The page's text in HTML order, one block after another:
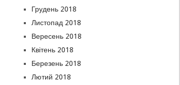
Грудень 2018
Листопад 2018
Вересень 2018
Квітень 2018
Березень 2018
Лютий 2018